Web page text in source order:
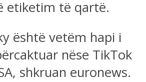
etiketim të qartë.
është vetëm hapi i
nëse TikTok
shkruan euronews.